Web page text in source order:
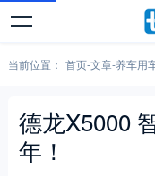
当前位置： 首页-文章-养车用
德龙X5000
年！